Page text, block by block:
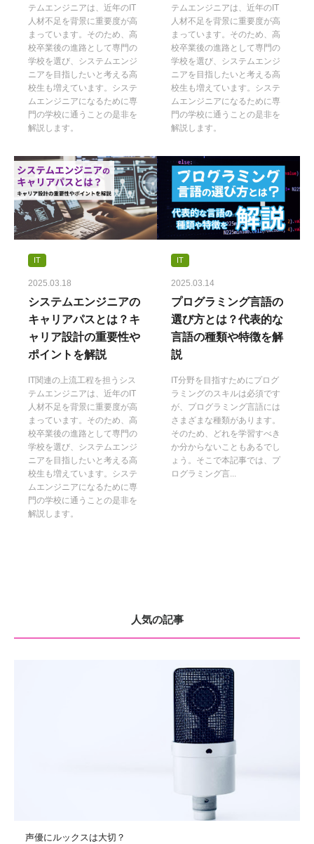
テムエンジニアは、近年のIT
人材不足を背景に重要度が高
まっています。そのため、高
校卒業後の進路として専門の
学校を選び、システムエンジ
ニアを目指したいと考える高
校生も増えています。システ
ムエンジニアになるために専
門の学校に通うことの是非を
解説します。
テムエンジニアは、近年のIT
人材不足を背景に重要度が高
まっています。そのため、高
校卒業後の進路として専門の
学校を選び、システムエンジ
ニアを目指したいと考える高
校生も増えています。システ
ムエンジニアになるために専
門の学校に通うことの是非を
解説します。
IT
2025.03.18
システムエンジニアの
キャリアパスとは？キ
ャリア設計の重要性や
ポイントを解説
IT関連の上流工程を担うシス
テムエンジニアは、近年のIT
人材不足を背景に重要度が高
まっています。そのため、高
校卒業後の進路として専門の
学校を選び、システムエンジ
ニアを目指したいと考える高
校生も増えています。システ
ムエンジニアになるために専
門の学校に通うことの是非を
解説します。
IT
2025.03.14
プログラミング言語の
選び方とは？代表的な
言語の種類や特徴を解
説
IT分野を目指すためにプログ
ラミングのスキルは必須です
が、プログラミング言語には
さまざまな種類があります。
そのため、どれを学習すべき
か分からないこともあるでし
ょう。そこで本記事では、プ
ログラミング言...
人気の記事
声優にルックスは大切？